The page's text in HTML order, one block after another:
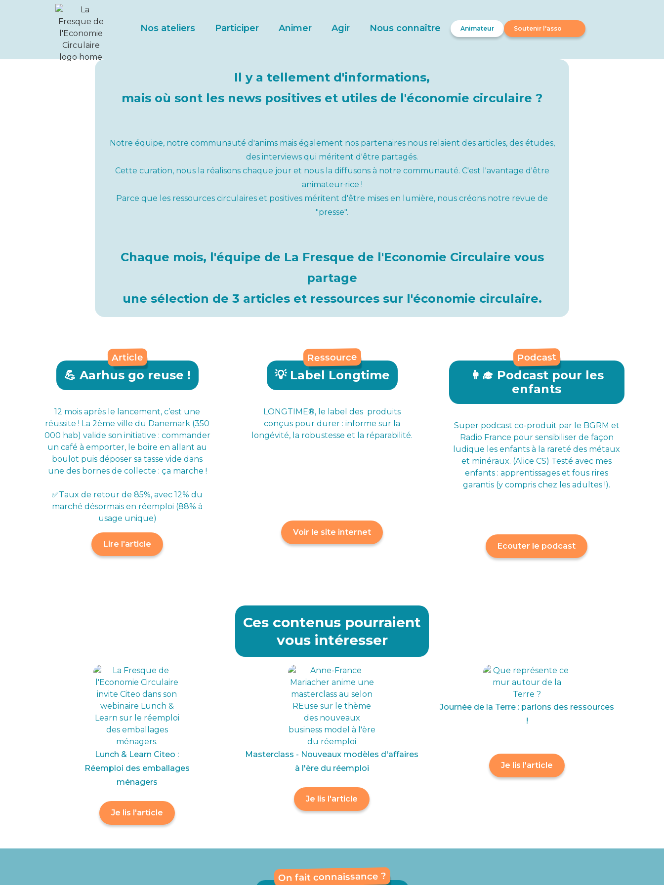
Nos ateliers Participer Animer Agir Nous connaître Animateur Soutenir l'asso
Il y a tellement d'informations,
mais où sont les news positives et utiles de l'économie circulaire ?
Notre équipe, notre communauté d'anims mais également nos partenaires nous relaient des articles, des études,
des interviews qui méritent d'être partagés.
Cette curation, nous la réalisons chaque jour et nous la diffusons à notre communauté. C'est l'avantage d'être
animateur·rice !
Parce que les ressources circulaires et positives méritent d'être mises en lumière, nous créons notre revue de
"presse".
Chaque mois, l'équipe de La Fresque de l'Economie Circulaire vous
partage
une sélection de 3 articles et ressources sur l'économie circulaire.
Article
💪 Aarhus go reuse !
12 mois après le lancement, c’est une
réussite ! La 2ème ville du Danemark (350
000 hab) valide son initiative : commander
un café à emporter, le boire en allant au
boulot puis déposer sa tasse vide dans
une des bornes de collecte : ça marche !
✅Taux de retour de 85%, avec 12% du
marché désormais en réemploi (88% à
usage unique)
Lire l'article
Ressource
💡 Label Longtime
LONGTIME®, le label des produits
conçus pour durer : informe sur la
longévité, la robustesse et la réparabilité.
Voir le site internet
Podcast
👩‍🎓 Podcast pour les
enfants
Super podcast co-produit par le BGRM et
Radio France pour sensibiliser de façon
ludique les enfants à la rareté des métaux
et minéraux. (Alice CS) Testé avec mes
enfants : apprentissages et fous rires
garantis (y compris chez les adultes !).
Ecouter le podcast
Ces contenus pourraient
vous intéresser
Lunch & Learn Citeo :
Réemploi des emballages
ménagers
Je lis l'article
Masterclass - Nouveaux modèles d'affaires
à l'ère du réemploi
Je lis l'article
Journée de la Terre : parlons des ressources
!
Je lis l'article
On fait connaissance ?